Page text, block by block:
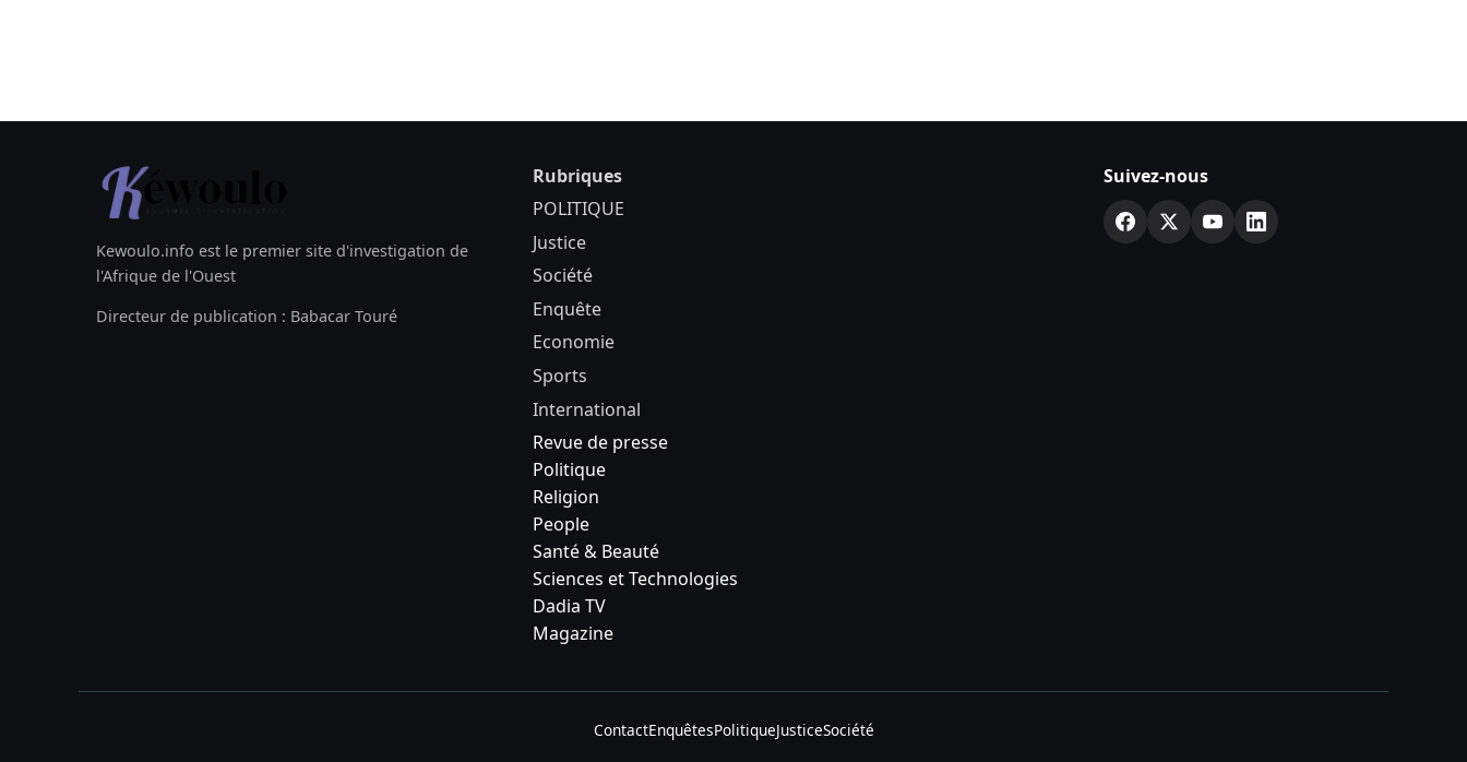
Kewoulo.info est le premier site d'investigation de
l'Afrique de l'Ouest
Directeur de publication : Babacar Touré
Rubriques
POLITIQUE
Justice
Société
Enquête
Economie
Sports
International
Revue de presse
Politique
Religion
People
Santé & Beauté
Sciences et Technologies
Dadia TV
Magazine
Suivez-nous
ContactEnquêtesPolitiqueJusticeSociété